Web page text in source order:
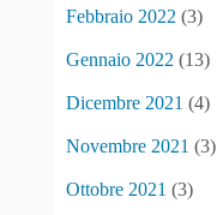
Febbraio 2022 (3)
Gennaio 2022 (13)
Dicembre 2021 (4)
Novembre 2021 (3)
Ottobre 2021 (3)